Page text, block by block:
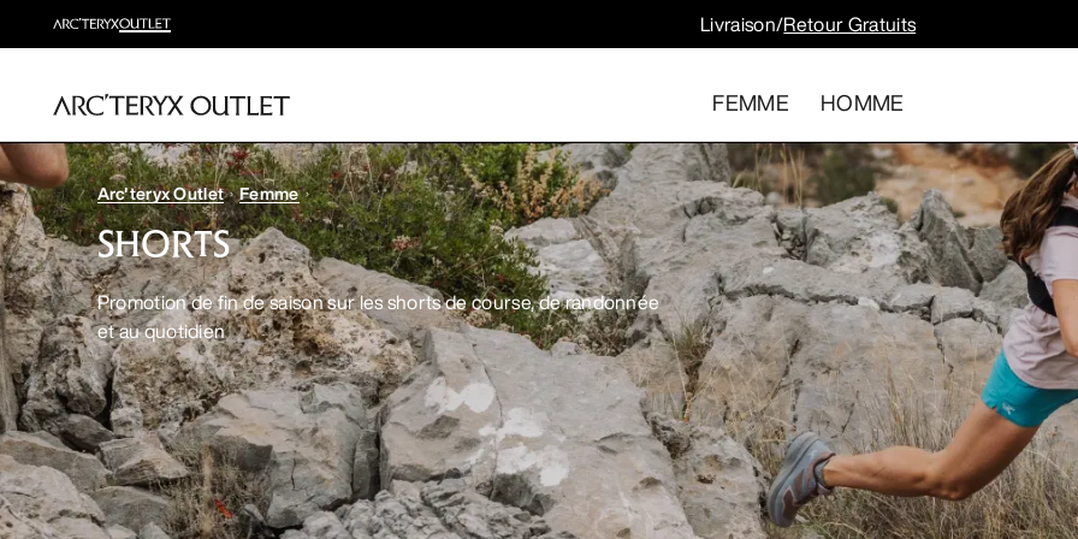
Livraison/Retour Gratuits
FEMME HOMME
Arc'teryx Outlet Femme
SHORTS
Promotion de fin de saison sur les shorts de course, de randonnée
et au quotidien